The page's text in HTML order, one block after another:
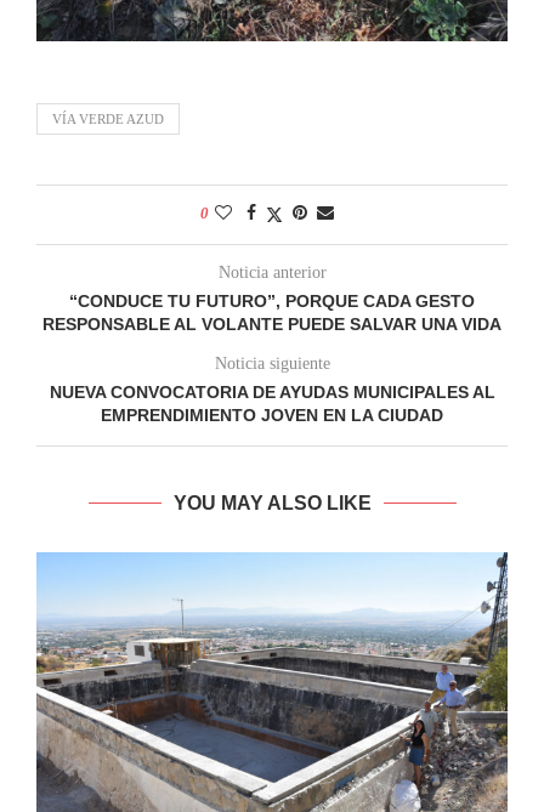
VÍA VERDE AZUD
0
Noticia anterior
“CONDUCE TU FUTURO”, PORQUE CADA GESTO
RESPONSABLE AL VOLANTE PUEDE SALVAR UNA VIDA
Noticia siguiente
NUEVA CONVOCATORIA DE AYUDAS MUNICIPALES AL
EMPRENDIMIENTO JOVEN EN LA CIUDAD
YOU MAY ALSO LIKE